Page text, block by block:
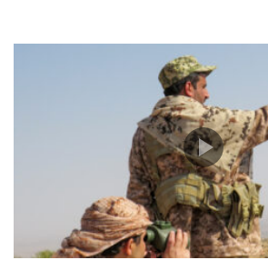
من جبهات الجوف بمناسبة اليوم
للصمود 2022م
رسائل مجاهدو الجيش واللجان
من جبهات مأرب بمناسبة اليوم
للصمود 2022م
– رسائل أبطال الجيش واللجان
من جبهات عسير بمناسبة اليوم
للصمود 2022م